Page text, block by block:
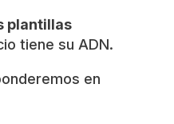
plantillas
tiene su ADN.
en